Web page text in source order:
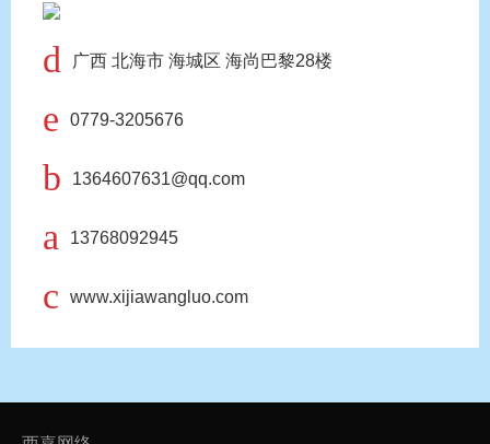
d 广西 北海市 海城区 海尚巴黎28楼
e 0779-3205676
b 1364607631@qq.com
a 13768092945
c www.xijiawangluo.com